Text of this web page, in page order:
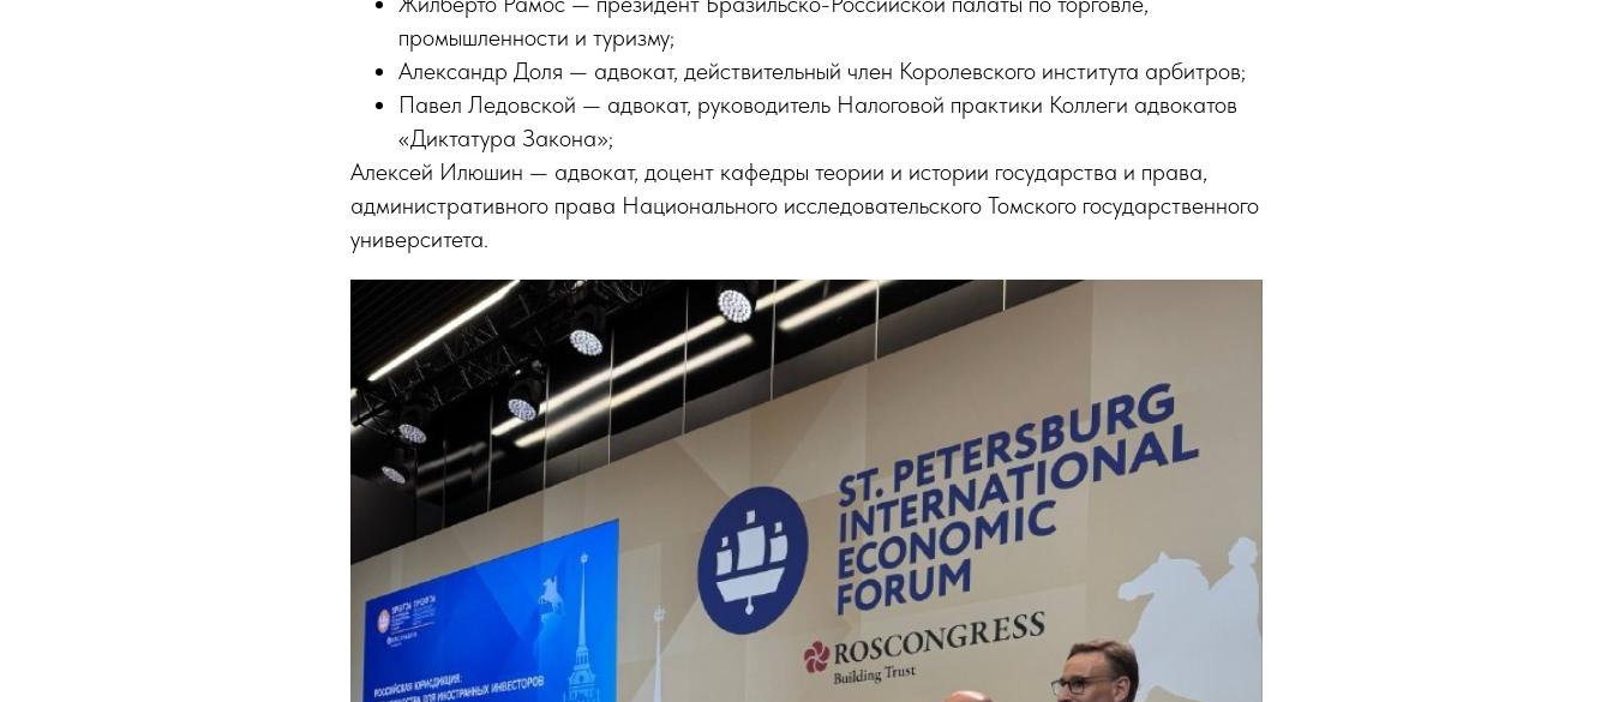
промышленности и туризму;
Александр Доля — адвокат, действительный член Королевского института арбитров;
Павел Ледовской — адвокат, руководитель Налоговой практики Коллеги адвокатов
«Диктатура Закона»;
Алексей Илюшин — адвокат, доцент кафедры теории и истории государства и права,
административного права Национального исследовательского Томского государственного
университета.